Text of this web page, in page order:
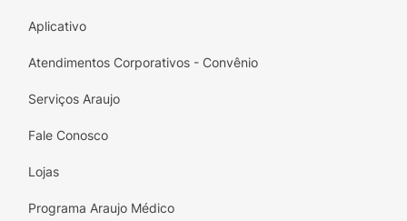
Aplicativo
Atendimentos Corporativos - Convênio
Serviços Araujo
Fale Conosco
Lojas
Programa Araujo Médico